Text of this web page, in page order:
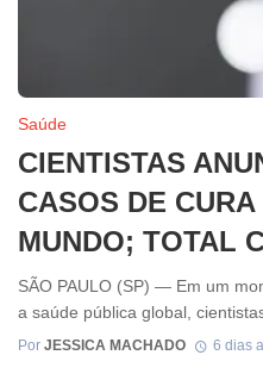
Saúde
CIENTISTAS
CASOS DE
MUNDO; TOTAL
SÃO PAULO (SP) — Em um
a saúde pública global,
Por JESSICA MACHADO 6 dias